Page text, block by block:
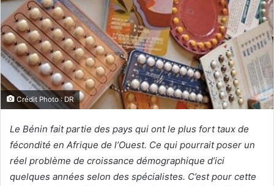
Crédit Photo : DR
Le Bénin fait partie des pays qui ont le plus fort taux de
fécondité en Afrique de l’Ouest. Ce qui pourrait poser un
réel problème de croissance démographique d’ici
quelques années selon des spécialistes. C’est pour cette